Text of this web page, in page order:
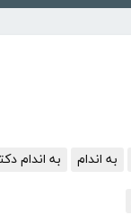
به اندام به اندام